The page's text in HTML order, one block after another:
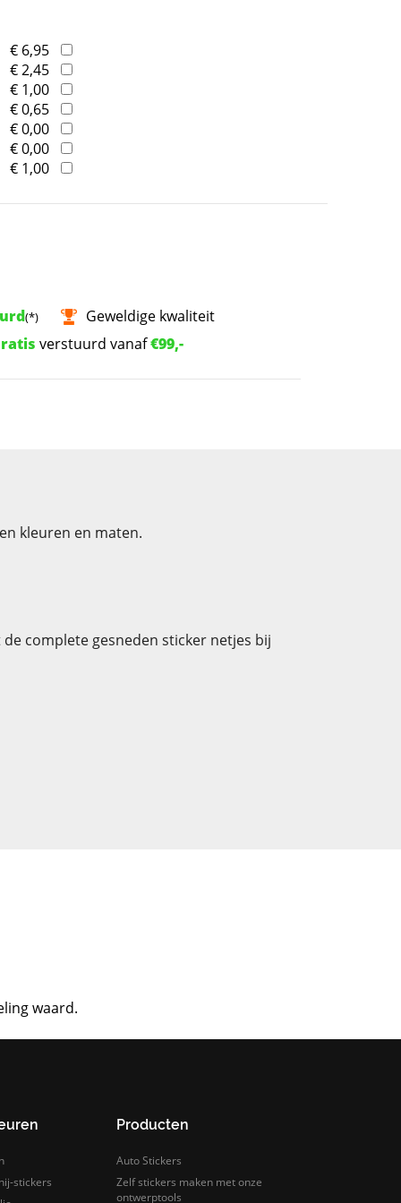
€ 6,95
€ 2,45
€ 1,00
€ 0,65
€ 0,00
€ 0,00
€ 1,00
(*)
Geweldige kwaliteit
verstuurd vanaf€99,-
kleuren en maten.
complete gesneden sticker netjes bij
waard.
stickers
Producten
Auto Stickers
Zelf stickers maken met onze
ontwerptools